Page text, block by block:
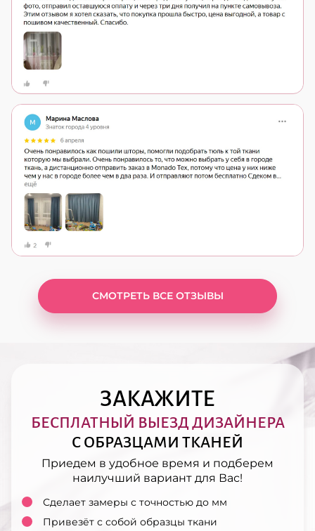
СМОТРЕТЬ ВСЕ ОТЗЫВЫ
ЗАКАЖИТЕ
БЕСПЛАТНЫЙ ВЫЕЗД ДИЗАЙНЕРА
С ОБРАЗЦАМИ ТКАНЕЙ
Приедем в удобное время и подберем
наилучший вариант для Вас!
Сделает замеры с точностью до мм
Привезёт с собой образцы ткани